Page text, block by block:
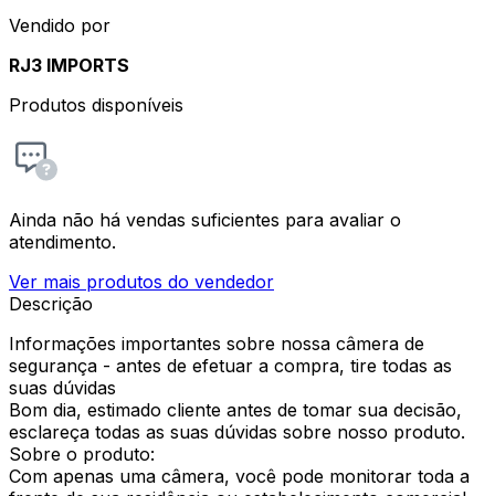
Vendido por
RJ3 IMPORTS
Produtos disponíveis
Ainda não há vendas suficientes para avaliar o
atendimento.
Ver mais produtos do vendedor
Descrição
Informações importantes sobre nossa câmera de
segurança - antes de efetuar a compra, tire todas as
suas dúvidas
Bom dia, estimado cliente antes de tomar sua decisão,
esclareça todas as suas dúvidas sobre nosso produto.
Sobre o produto:
Com apenas uma câmera, você pode monitorar toda a